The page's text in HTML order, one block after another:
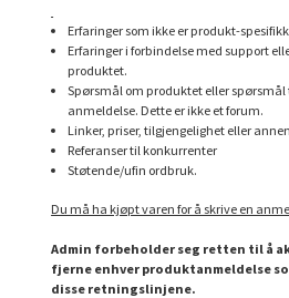
Erfaringer som ikke er produkt-
Erfaringer i forbindelse med support
produktet.
Spørsmål om produktet eller spørsmål
anmeldelse. Dette er ikke et forum.
Linker, priser, tilgjengelighet eller
Referanser til konkurrenter
Støtende/ufin ordbruk.
Du må ha kjøpt varen for å skrive en
Admin forbeholder seg retten til å
fjerne enhver produktanmeldelse
disse retningslinjene.